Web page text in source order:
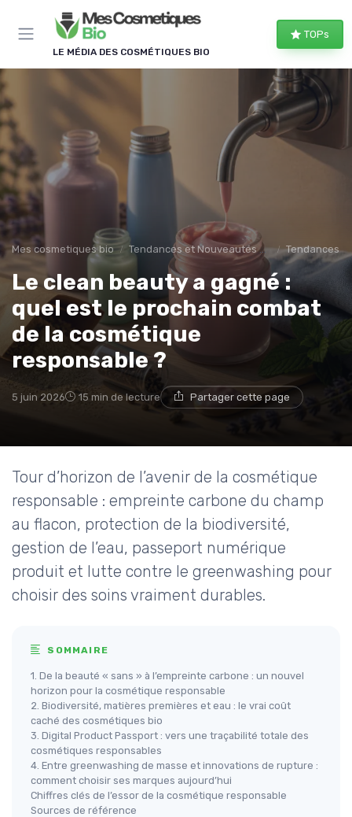
LE MÉDIA DES COSMÉTIQUES BIO
TOPs
Mes cosmetiques bio Tendances et Nouveautés en cosmetique Tendances
Le clean beauty a gagné :
quel est le prochain combat
de la cosmétique
responsable ?
5 juin 2026 15 min de lecture Partager cette page
Tour d’horizon de l’avenir de la cosmétique
responsable : empreinte carbone du champ
au flacon, protection de la biodiversité,
gestion de l’eau, passeport numérique
produit et lutte contre le greenwashing pour
choisir des soins vraiment durables.
SOMMAIRE
1. De la beauté « sans » à l’empreinte carbone : un nouvel
horizon pour la cosmétique responsable
2. Biodiversité, matières premières et eau : le vrai coût
caché des cosmétiques bio
3. Digital Product Passport : vers une traçabilité totale des
cosmétiques responsables
4. Entre greenwashing de masse et innovations de rupture :
comment choisir ses marques aujourd’hui
Chiffres clés de l’essor de la cosmétique responsable
Sources de référence
Panneau de gestion des cookies